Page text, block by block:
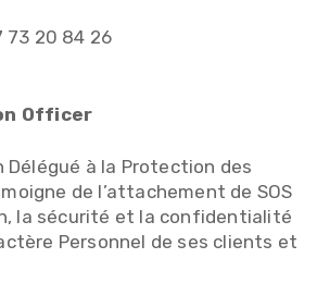
73 20 84 26
Officer
Délégué à la Protection des
de l’attachement de SOS
la sécurité et la confidentialité
Personnel de ses clients et